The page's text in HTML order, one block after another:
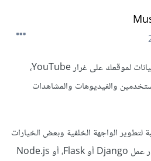
أولاً ستحتاج إلى إنشاء قاعدة بيانات لموقعك على غرار YouTube،
والفيديوهات والمشاهدات
لتطوير الواجهة الخلفية وبعض الخيارات
الشائعة تشمل Python مع إطار عمل Django أو Flask، أو Node.js